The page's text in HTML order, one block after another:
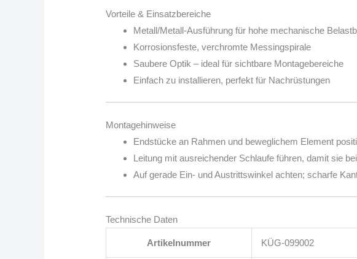
Vorteile & Einsatzbereiche
Metall/Metall-Ausführung für hohe mechanische
Korrosionsfeste, verchromte Messingspirale
Saubere Optik – ideal für sichtbare Montagebereiche
Einfach zu installieren, perfekt für Nachrüstungen
Montagehinweise
Endstücke an Rahmen und beweglichem Element
Leitung mit ausreichender Schlaufe führen, damit sie
Auf gerade Ein- und Austrittswinkel achten; scharfe
Technische Daten
Artikelnummer KÜG-099002